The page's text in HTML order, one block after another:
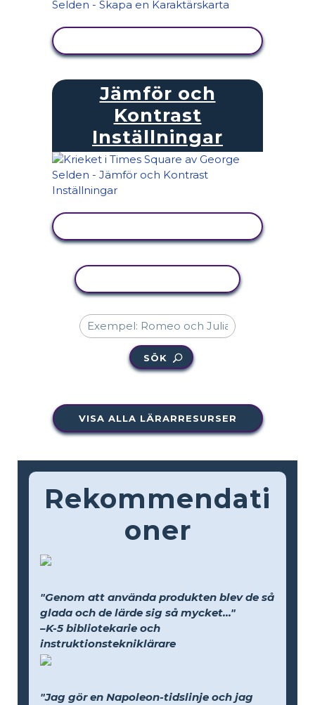
Jämför och
Kontrast
Inställningar
SÖK
VISA ALLA LÄRARRESURSER
Rekommendati
oner
"Genom att använda produkten blev de så
glada och de lärde sig så mycket..."
–K-5 bibliotekarie och
instruktionstekniklärare
"Jag gör en Napoleon-tidslinje och jag